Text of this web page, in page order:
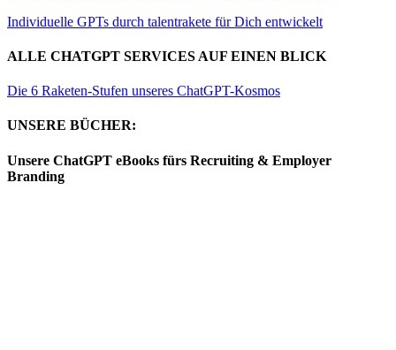
Individuelle GPTs durch talentrakete für Dich entwickelt
ALLE CHATGPT SERVICES AUF EINEN BLICK
Die 6 Raketen-Stufen unseres ChatGPT-Kosmos
UNSERE BÜCHER:
Unsere ChatGPT eBooks fürs Recruiting & Employer
Branding